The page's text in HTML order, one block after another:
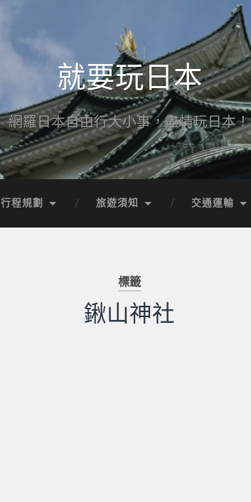
就要玩日本
網羅日本自由行大小事，盡情玩日本！
行程規劃 旅遊須知 交通運輸
標籤
鍬山神社